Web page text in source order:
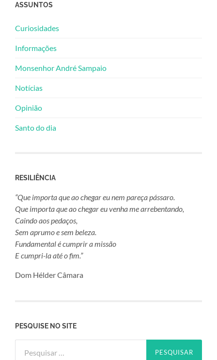
ASSUNTOS
Curiosidades
Informações
Monsenhor André Sampaio
Notícias
Opinião
Santo do dia
RESILIÊNCIA
“Que importa que ao chegar eu nem pareça pássaro.
Que importa que ao chegar eu venha me arrebentando,
Caindo aos pedaços,
Sem aprumo e sem beleza.
Fundamental é cumprir a missão
E cumpri-la até o fim.”
Dom Hélder Câmara
PESQUISE NO SITE
por: